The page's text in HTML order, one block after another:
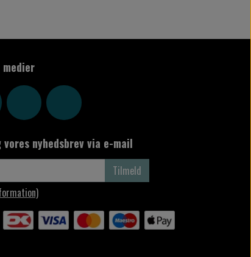
medier
vores nyhedsbrev via e-mail
Tilmeld